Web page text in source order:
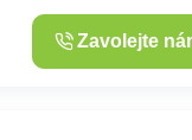
Zavolejte